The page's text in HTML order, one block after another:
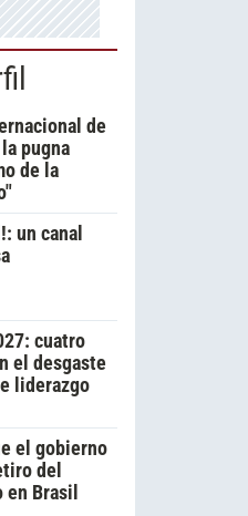
de
pugna
de la
un canal
cuatro
el desgaste
liderazgo
el gobierno
del
Brasil